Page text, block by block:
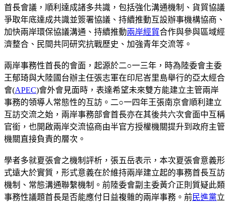
首長會議，順利達成諸多共識，包括強化溝通機制、貨貿協議
爭取年底達成共識並簽署協議、持續推動互設辦事機構協商、
加快兩岸環保協議溝通、持續推動兩岸經貿合作與參與區域經
濟整合、民間共同研究抗戰歷史、加強青年交流等。
兩岸事務性首長的會面，起源於二○一三年，時為陸委會主委
王郁琦與大陸國台辦主任張志軍在印尼峇里島舉行的亞太經合
會(APEC)會外會見面時，表達希望未來雙方能建立主管兩岸
事務的領導人常態性的互訪。二○一四年王張南京會順利建立
互訪交流之始，兩岸事務部會首長亦在其後共六次會面中互稱
官銜，也開啟兩岸交流協商由半官方授權機關提升到政府主管
機關直接負責的層次。
學者多就夏張會之機制評析，張五岳表示，本次夏張會意義形
式遠大於實質，形式意義在於維持兩岸建立起的事務首長互訪
機制、常態溝通聯繫機制。前陸委會副主委黃介正則質疑此類
事務性議題首長是否能應付日益複雜的兩岸事務。前民進黨立